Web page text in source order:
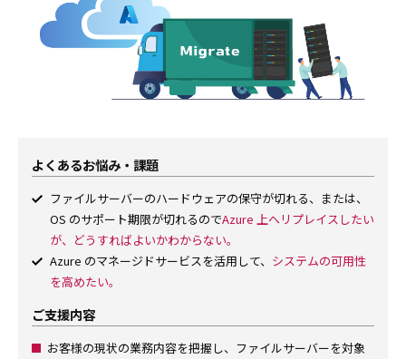
よくあるお悩み・課題
ファイルサーバーのハードウェアの保守が切れる、または、
OS のサポート期限が切れるのでAzure 上へリプレイスしたい
が、どうすればよいかわからない。
Azure のマネージドサービスを活用して、 システムの可用性
を高めたい。
ご支援内容
お客様の現状の業務内容を把握し、ファイルサーバーを対象